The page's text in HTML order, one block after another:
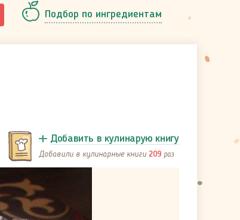
Подбор по ингредиентам
Добавить в кулинарую книгу
Добавили в кулинарные книги 209 раз